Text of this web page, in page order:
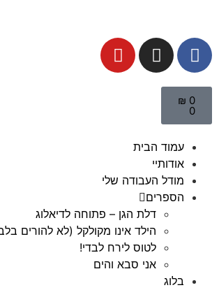
₪ 0
0
עמוד הבית
אודותיי
מודל העבודה שלי
הספרים
דלת הגן – פתוחה לדיאלוג
הילד אינו מקולקל (לא להורים
לטוס לירח לבדי!
אני סבא והים
בלוג